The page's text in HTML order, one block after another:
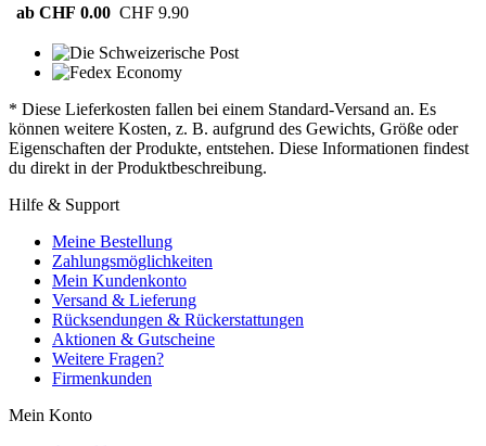
ab CHF 0.00 CHF 9.90
* Diese Lieferkosten fallen bei einem Standard-Versand an. Es
können weitere Kosten, z. B. aufgrund des Gewichts, Größe oder
Eigenschaften der Produkte, entstehen. Diese Informationen findest
du direkt in der Produktbeschreibung.
Hilfe & Support
Meine Bestellung
Zahlungsmöglichkeiten
Mein Kundenkonto
Versand & Lieferung
Rücksendungen & Rückerstattungen
Aktionen & Gutscheine
Weitere Fragen?
Firmenkunden
Mein Konto